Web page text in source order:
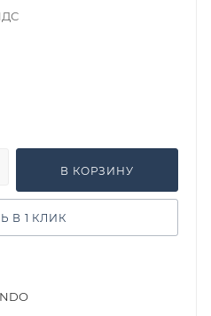
В КОРЗИНУ
В 1 КЛИК